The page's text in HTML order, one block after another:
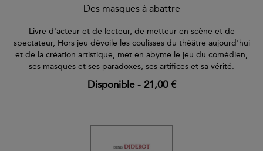
Des masques à abattre
Livre d'acteur et de lecteur, de metteur en scène et de
spectateur, Hors jeu dévoile les coulisses du théâtre aujourd'hui
et de la création artistique, met en abyme le jeu du comédien,
ses masques et ses paradoxes, ses artifices et sa vérité.
Disponible- 21,00 €